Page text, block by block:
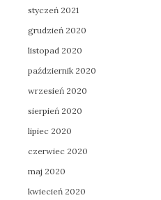
styczeń 2021
grudzień 2020
listopad 2020
październik 2020
wrzesień 2020
sierpień 2020
lipiec 2020
czerwiec 2020
maj 2020
kwiecień 2020